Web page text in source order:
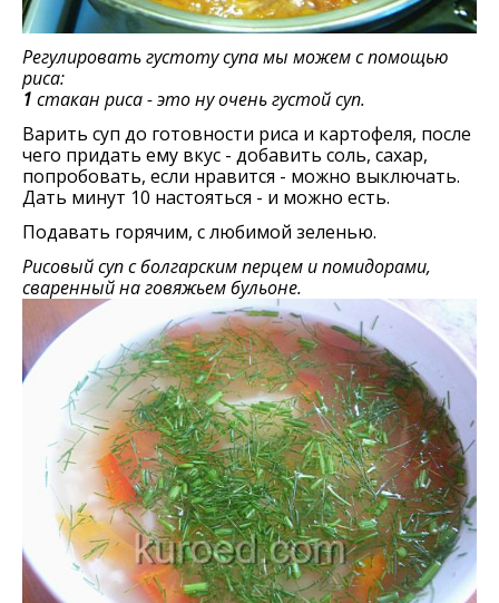
Регулировать густоту супа мы можем с помощью
риса:
1 стакан риса - это ну очень густой суп.
Варить суп до готовности риса и картофеля, после
чего придать ему вкус - добавить соль, сахар,
попробовать, если нравится - можно выключать.
Дать минут 10 настояться - и можно есть.
Подавать горячим, с любимой зеленью.
Рисовый суп с болгарским перцем и помидорами,
сваренный на говяжьем бульоне.